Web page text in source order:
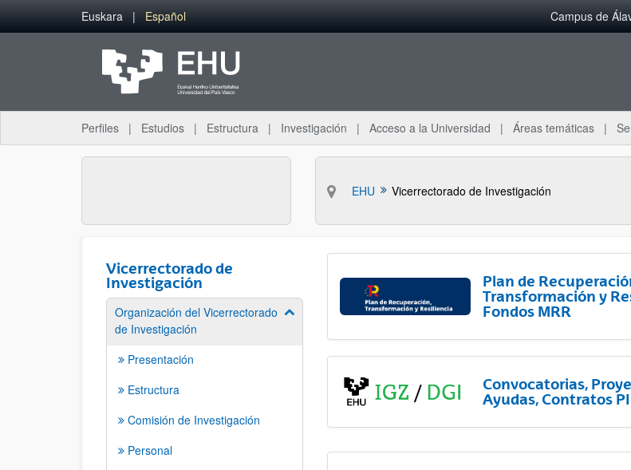
Saltar al contenido principal
Euskara Español Campus de
Perfiles Estudios Estructura Investigación Acceso a la Universidad Áreas temáticas
EHU Vicerrectorado de Investigación
Vicerrectorado de
Investigación
Organización del Vicerrectorado
de Investigación
Mostrar/ocultar subpáginas
Presentación
Estructura
Comisión de Investigación
Personal
Plan de
Transformación y
Fondos MRR
Convocatorias,
Ayudas, Contratos